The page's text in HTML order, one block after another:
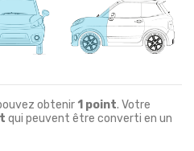
obtenir 1 point. Votre
qui peuvent être converti en un